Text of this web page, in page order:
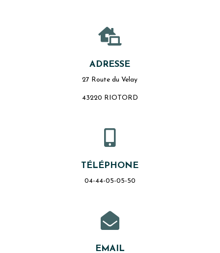

ADRESSE
27 Route du Velay
43220 RIOTORD

TÉLÉPHONE
04-44-05-05-50

EMAIL